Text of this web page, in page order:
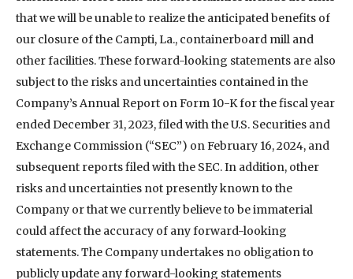
that we will be unable to realize the anticipated benefits of
our closure of the Campti, La., containerboard mill and
other facilities. These forward-looking statements are also
subject to the risks and uncertainties contained in the
Company’s Annual Report on Form 10-K for the fiscal year
ended December 31, 2023, filed with the U.S. Securities and
Exchange Commission (“SEC”) on February 16, 2024, and
subsequent reports filed with the SEC. In addition, other
risks and uncertainties not presently known to the
Company or that we currently believe to be immaterial
could affect the accuracy of any forward-looking
statements. The Company undertakes no obligation to
publicly update any forward-looking statements